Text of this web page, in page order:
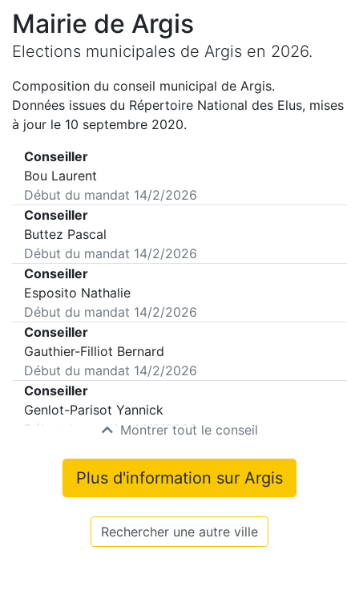
Mairie de Argis
Elections municipales de Argis en 2026.
Composition du conseil municipal de Argis.
Données issues du Répertoire National des Elus, mises
à jour le 10 septembre 2020.
Conseiller
Bou Laurent
Début du mandat 14/2/2026
Conseiller
Buttez Pascal
Début du mandat 14/2/2026
Conseiller
Esposito Nathalie
Début du mandat 14/2/2026
Conseiller
Gauthier-Filliot Bernard
Début du mandat 14/2/2026
Conseiller
Genlot-Parisot Yannick
Début du mandat14/2/2026
Montrer tout le conseil
Plus d'information sur Argis
Rechercher une autre ville